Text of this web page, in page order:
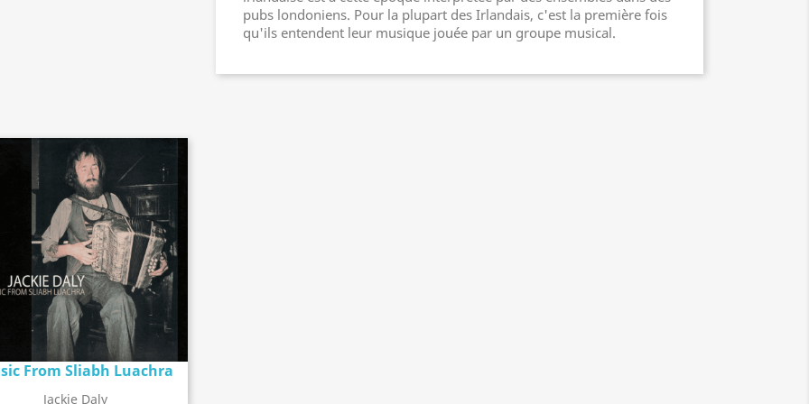
pubs londoniens. Pour la plupart des Irlandais, c'est la première fois
qu'ils entendent leur musique jouée par un groupe musical.
From Sliabh Luachra
Jackie Daly
searchDétail de l'album